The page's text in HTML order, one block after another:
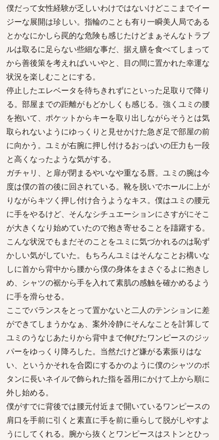
僕だって女性経験が乏しいわけではないけどここまでイー
ジーな展開は珍しい。指輪のことも有り一瞬美人局である
とかなにかしら罠的な危険も感じたけどまぁそんなトラブ
ルは取るに足らない些細な事だ、据え膳を食べてしまって
から善後策を考えればいいやと、目の間に置かれた幸運な
状況を楽しむことにする。
停止したエレベータを待ちきれずにといった足取りで降り
る。部屋までの距離がもどかしくも感じる。強くユミの腰
を抱いて、ポケットからキーを取り出しながらそうとは気
取られないようにゆっくりと見せかけた急ぎ足で部屋の前
に向かう。ユミが右腕に押し付けるおっぱいの圧力も一段
と高くなったような気がする。
ガチャリ、と扉が閉まるやいなや重なる唇。ユミの腕は今
度は僕の首の後に回されている。靴を脱いでホールに上が
りながらキツく押し付け合うようなキス。僕はユミの腰元
に手をやるけど、そんなシチュエーションにさすがにそこ
が大きくなり始めていたので抱き寄せることを躊躇する。
こんな状況でもまだそのことをユミに気づかれるのは恥ず
かしい気がしていた。もちろんユミはそんなことお構いな
しに首から背中から腰から僕の身体をまさぐるよに抱きし
め、シャツの裾から手を入れて素肌の感触を確かめるよう
に手を滑らせる。
ここでバランスをとって置かないと二人のテンションに差
ができてしまうかなぁ、案外冷静にそんなことを計算して
ユミのうなじあたりから背中まで伸びたワンピースのジッ
パーをゆっくり降ろした。当然だけど嫌がる素振りはな
い、というかそれを合図にするかのように僕のシャツのボ
タンに長いネイルで飾られた指を器用にかけて上から順に
外し始める。
僕がすでに背後では腰元付近まで開いているワンピースの
肩口を手前に引くと素直に手を前に垂らして脱がしやすよ
うにしてくれる。腕から抜くとワンピースはストンとひっ